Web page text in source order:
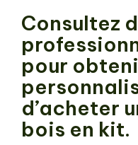
Consultez
pour
d’acheter
bois en kit.